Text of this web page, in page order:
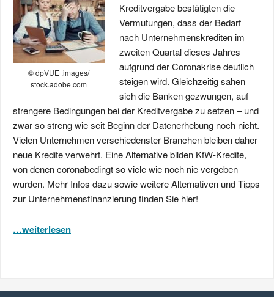
© dpVUE .images/
stock.adobe.com
Kreditvergabe bestätigten die
Vermutungen, dass der Bedarf
nach Unternehmenskrediten im
zweiten Quartal dieses Jahres
aufgrund der Coronakrise deutlich
steigen wird. Gleichzeitig sahen
sich die Banken gezwungen, auf
strengere Bedingungen bei der Kreditvergabe zu setzen – und
zwar so streng wie seit Beginn der Datenerhebung noch nicht.
Vielen Unternehmen verschiedenster Branchen bleiben daher
neue Kredite verwehrt. Eine Alternative bilden KfW-Kredite,
von denen coronabedingt so viele wie noch nie vergeben
wurden. Mehr Infos dazu sowie weitere Alternativen und Tipps
zur Unternehmensfinanzierung finden Sie hier!
…weiterlesen